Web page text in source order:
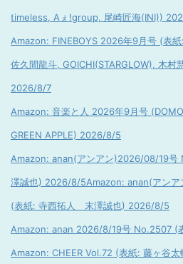
timeless, Aぇ!group, 尾崎匠海(INI))
Amazon: FINEBOYS 2026年9月号 (表
佐久間龍斗, GOICHI(STARGLOW), 木村
2026/8/7
Amazon: 音楽と人 2026年9月号
GREEN APPLE) 2026/8/5
Amazon: anan(アンアン)2026/08/19
澤誠也) 2026/8/5Amazon: anan(アン
(表紙: 寺西拓人 末澤誠也) 2026/8/5
Amazon: anan 2026/8/19号 No.2507 (
Amazon: CHEER Vol.72 (表紙: 藤ヶ谷